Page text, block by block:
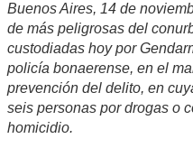
Buenos Aires, 14 de
de más peligrosas del
custodiadas hoy por
policía bonaerense, en el
prevención del delito, en
seis personas por drogas o
homicidio.